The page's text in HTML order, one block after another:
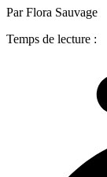
Par Flora Sauvage
Temps de lecture :